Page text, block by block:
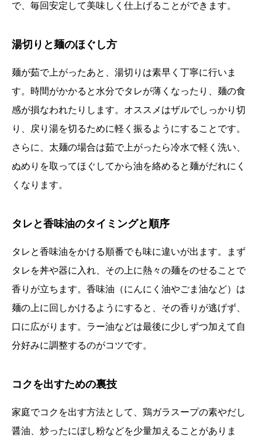
で、毎回安定して美味しく仕上げることができます。
湯切りと麺のほぐし方
麺が茹で上がったあと、湯切りは素早く丁寧に行いま
す。時間がかかると水分でタレが薄くなったり、麺の食
感が損なわれたりします。オススメはザルでしっかり切
り、戻り湯を切るために軽く振るようにすることです。
さらに、太麺の場合は茹で上がったら冷水で軽く洗い、
ぬめりを取ってほぐしてから油を絡めると麺がだれにく
くなります。
タレと香味油のタイミングと順序
タレと香味油をかける順番でも味に違いが出ます。まず
タレを丼や器に入れ、その上に熱々の麺をのせることで
香りが立ちます。香味油（にんにく油やごま油など）は
麺の上に回しかけるようにすると、その香りが逃げず、
口に広がります。ラー油などは最後に少しずつ加えて自
分好みに調整するのがコツです。
コクを出すための裏技
家庭でコクを出す方法として、鶏ガラスープの素やだし
醤油、炒ったにぼし粉などを少量加えることがありま